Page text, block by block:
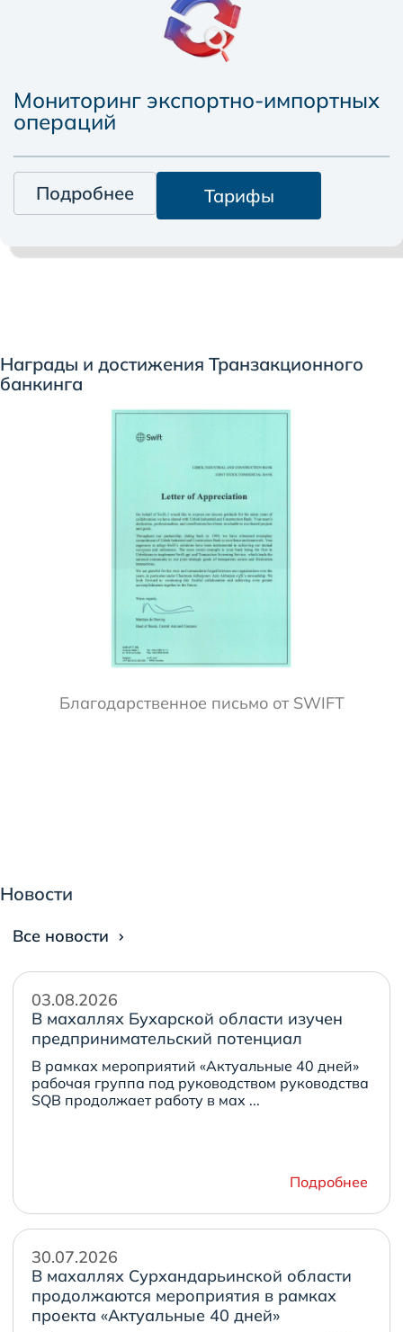
Мониторинг экспортно-импортных
операций
Подробнее Тарифы
Награды и достижения Транзакционного
банкинга
Благодарственное письмо от SWIFT
Новости
Все новости
03.08.2026
В махаллях Бухарской области изучен
предпринимательский потенциал
В рамках мероприятий «Актуальные 40 дней»
рабочая группа под руководством руководства
SQB продолжает работу в мах ...
Подробнее
30.07.2026
В махаллях Сурхандарьинской области
продолжаются мероприятия в рамках
проекта «Актуальные 40 дней»